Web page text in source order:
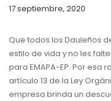
17 septiembre, 2020
Que todos los Dauleños
estilo de vida y no les
para EMAPA-EP. Por esa
artículo 13 de la Ley
empresa brinda un